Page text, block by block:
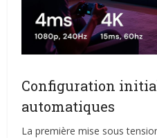
Configuration
automatiques
La première mise sous